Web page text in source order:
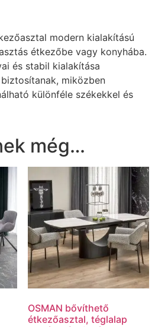
modern kialakítású
étkezőbe vagy konyhába.
és stabil kialakítása
miközben
különféle székekkel és
még…
OSMAN bővíthető
étkezőasztal, téglalap